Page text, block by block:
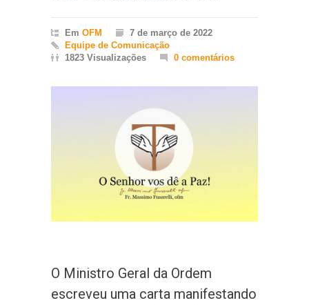
Em OFM
7 de março de 2022
Equipe de Comunicação
1823 Visualizações
0 comentários
O Ministro Geral da Ordem
escreveu uma carta manifestando